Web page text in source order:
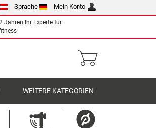
Sprache Mein Konto
Jahren Ihr Experte für
WEITERE KATEGORIEN